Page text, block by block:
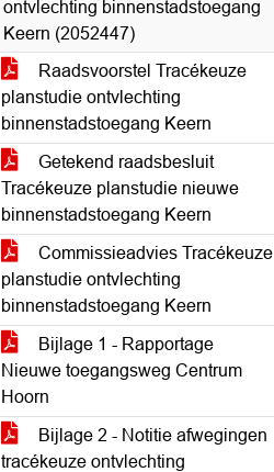
ontvlechting binnenstadstoegang
Keern (2052447)
Raadsvoorstel Tracékeuze
planstudie ontvlechting
binnenstadstoegang Keern
Getekend raadsbesluit
Tracékeuze planstudie nieuwe
binnenstadstoegang Keern
Commissieadvies Tracékeuze
planstudie ontvlechting
binnenstadstoegang Keern
Bijlage 1 - Rapportage
Nieuwe toegangsweg Centrum
Hoorn
Bijlage 2 - Notitie afwegingen
tracékeuze ontvlechting